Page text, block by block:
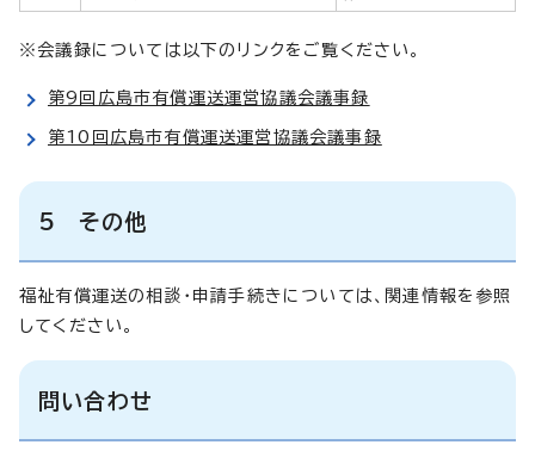
※会議録については以下のリンクをご覧ください。
第9回広島市有償運送運営協議会議事録
第10回広島市有償運送運営協議会議事録
5 その他
福祉有償運送の相談・申請手続きについては、関連情報を参照
してください。
問い合わせ